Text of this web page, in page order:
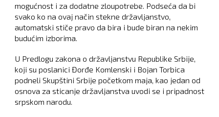
mogućnost i za dodatne zloupotrebe. Podseća da bi
svako ko na ovaj način stekne državljanstvo,
automatski stiče pravo da bira i bude biran na nekim
budućim izborima.
U Predlogu zakona o državljanstvu Republike Srbije,
koji su poslanici Đorđe Komlenski i Bojan Torbica
podneli Skupštini Srbije početkom maja, kao jedan od
osnova za sticanje državljanstva uvodi se i pripadnost
srpskom narodu.